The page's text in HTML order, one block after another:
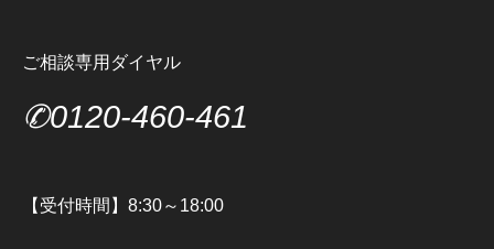
ご相談専用ダイヤル
✆0120-460-461
【受付時間】8:30～18:00